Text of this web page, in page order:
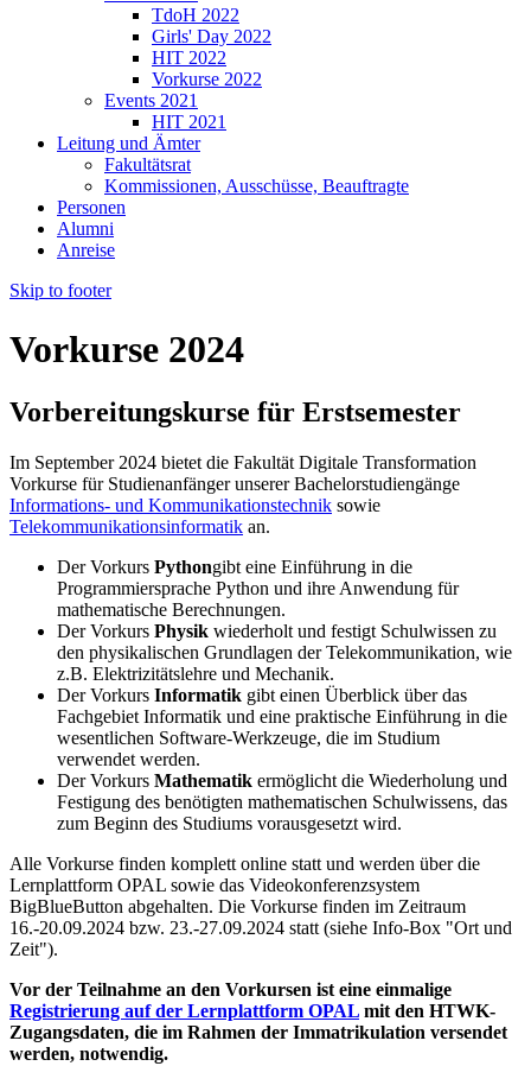
TdoH 2022
Girls' Day 2022
HIT 2022
Vorkurse 2022
Events 2021
HIT 2021
Leitung und Ämter
Fakultätsrat
Kommissionen, Ausschüsse, Beauftragte
Personen
Alumni
Anreise
Skip to footer
Vorkurse 2024
Vorbereitungskurse für Erstsemester
Im September 2024 bietet die Fakultät Digitale Transformation
Vorkurse für Studienanfänger unserer Bachelorstudiengänge
Informations- und Kommunikationstechnik sowie
Telekommunikationsinformatik an.
Der Vorkurs Pythongibt eine Einführung in die
Programmiersprache Python und ihre Anwendung für
mathematische Berechnungen.
Der Vorkurs Physik wiederholt und festigt Schulwissen zu
den physikalischen Grundlagen der Telekommunikation, wie
z.B. Elektrizitätslehre und Mechanik.
Der Vorkurs Informatik gibt einen Überblick über das
Fachgebiet Informatik und eine praktische Einführung in die
wesentlichen Software-Werkzeuge, die im Studium
verwendet werden.
Der Vorkurs Mathematik ermöglicht die Wiederholung und
Festigung des benötigten mathematischen Schulwissens, das
zum Beginn des Studiums vorausgesetzt wird.
Alle Vorkurse finden komplett online statt und werden über die
Lernplattform OPAL sowie das Videokonferenzsystem
BigBlueButton abgehalten. Die Vorkurse finden im Zeitraum
16.-20.09.2024 bzw. 23.-27.09.2024 statt (siehe Info-Box "Ort und
Zeit").
Vor der Teilnahme an den Vorkursen ist eine einmalige
Registrierung auf der Lernplattform OPAL mit den HTWK-
Zugangsdaten, die im Rahmen der Immatrikulation versendet
werden, notwendig.